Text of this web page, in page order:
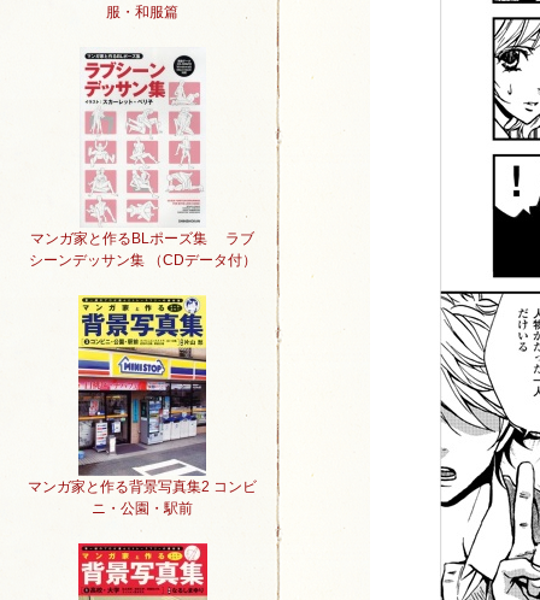
服・和服篇
マンガ家と作るBLポーズ集 ラブ
シーンデッサン集 （CDデータ付）
マンガ家と作る背景写真集2 コンビ
ニ・公園・駅前